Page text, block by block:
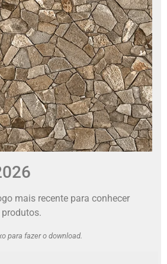
mais recente para conhecer
para fazer o download.